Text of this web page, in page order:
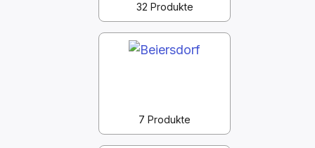
32 Produkte
7 Produkte